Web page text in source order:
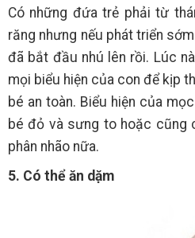
Có những đứa trẻ phải từ
răng nhưng nếu phát triển
đã bắt đầu nhú lên rồi. Lúc
mọi biểu hiện của con để kịp
bé an toàn. Biểu hiện của
bé đỏ và sưng to hoặc cũng
phân nhão nữa.
5. Có thể ăn dặm